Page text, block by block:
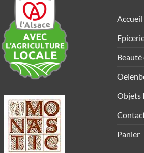
Accueil
Beauté
Objets
Panier